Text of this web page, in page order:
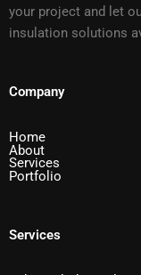
your project and let
insulation solutions
Company
Home
About
Services
Portfolio
Services